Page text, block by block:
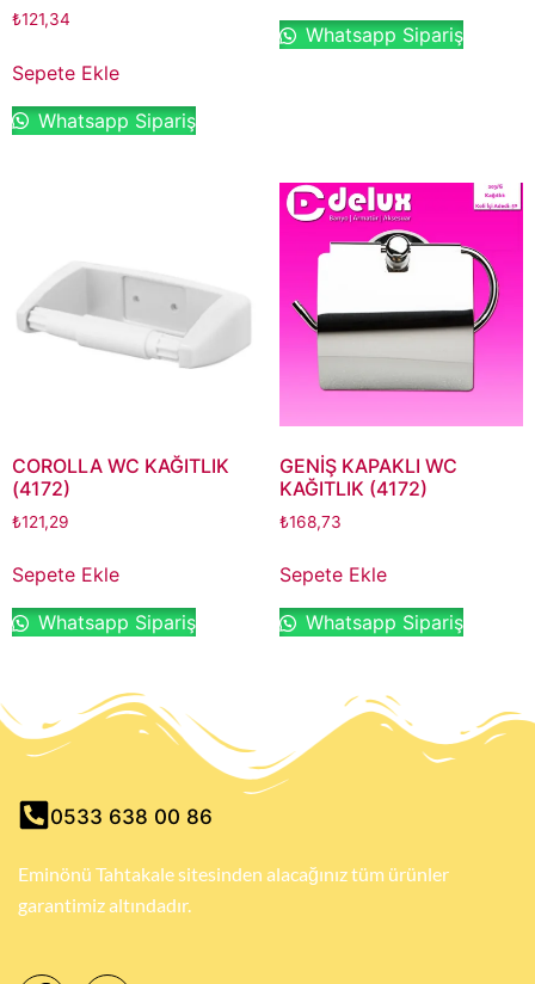
₺121,34
Sepete Ekle
Whatsapp Sipariş
Whatsapp Sipariş
COROLLA WC KAĞITLIK
(4172)
₺121,29
Sepete Ekle
Whatsapp Sipariş
GENİŞ KAPAKLI WC
KAĞITLIK (4172)
₺168,73
Sepete Ekle
Whatsapp Sipariş
0533 638 00 86
Eminönü Tahtakale sitesinden alacağınız tüm ürünler
garantimiz altındadır.